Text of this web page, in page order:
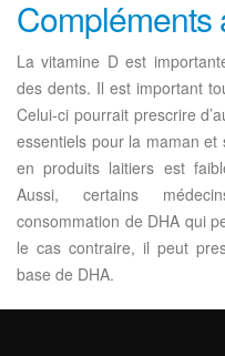
Compléments
La vitamine D est
des dents. Il est important
Celui-ci pourrait prescrire
essentiels pour la maman et
en produits laitiers est
Aussi, certains
consommation de DHA qui
le cas contraire, il peut
base de DHA.